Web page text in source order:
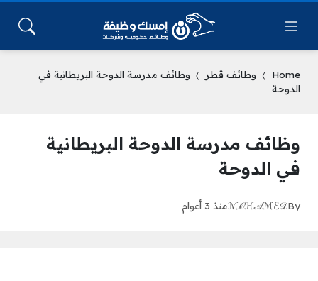
Home وظائف قطر
وظائف مدرسة الدوحة البريطانية في
الدوحة
وظائف مدرسة الدوحة البريطانية
في الدوحة
By
ℳ𝒪ℋ𝒜ℳℰ𝒟منذ 3 أعوام